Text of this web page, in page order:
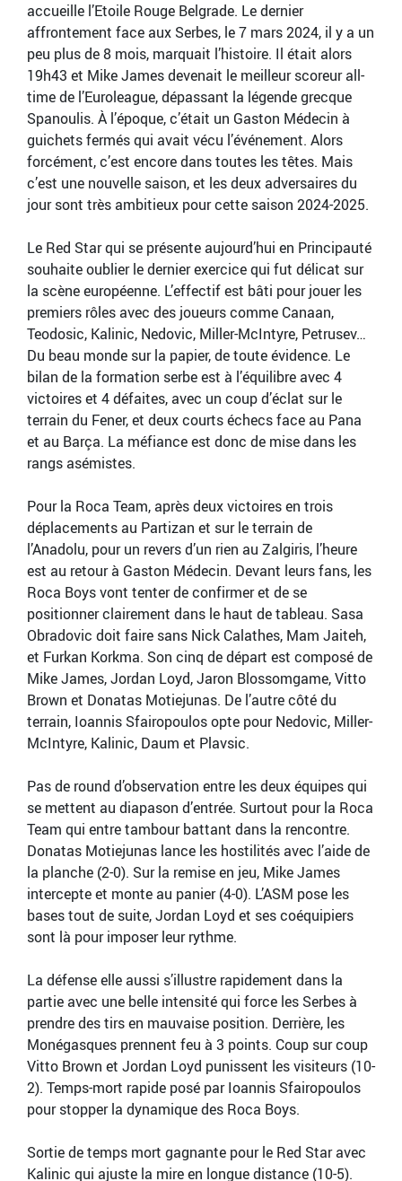
accueille l’Etoile Rouge Belgrade. Le dernier
affrontement face aux Serbes, le 7 mars 2024, il y a un
peu plus de 8 mois, marquait l’histoire. Il était alors
19h43 et Mike James devenait le meilleur scoreur all-
time de l’Euroleague, dépassant la légende grecque
Spanoulis. À l’époque, c’était un Gaston Médecin à
guichets fermés qui avait vécu l’événement. Alors
forcément, c’est encore dans toutes les têtes. Mais
c’est une nouvelle saison, et les deux adversaires du
jour sont très ambitieux pour cette saison 2024-2025.
Le Red Star qui se présente aujourd’hui en Principauté
souhaite oublier le dernier exercice qui fut délicat sur
la scène européenne. L’effectif est bâti pour jouer les
premiers rôles avec des joueurs comme Canaan,
Teodosic, Kalinic, Nedovic, Miller-McIntyre, Petrusev…
Du beau monde sur la papier, de toute évidence. Le
bilan de la formation serbe est à l’équilibre avec 4
victoires et 4 défaites, avec un coup d’éclat sur le
terrain du Fener, et deux courts échecs face au Pana
et au Barça. La méfiance est donc de mise dans les
rangs asémistes.
Pour la Roca Team, après deux victoires en trois
déplacements au Partizan et sur le terrain de
l’Anadolu, pour un revers d’un rien au Zalgiris, l’heure
est au retour à Gaston Médecin. Devant leurs fans, les
Roca Boys vont tenter de confirmer et de se
positionner clairement dans le haut de tableau. Sasa
Obradovic doit faire sans Nick Calathes, Mam Jaiteh,
et Furkan Korkma. Son cinq de départ est composé de
Mike James, Jordan Loyd, Jaron Blossomgame, Vitto
Brown et Donatas Motiejunas. De l’autre côté du
terrain, Ioannis Sfairopoulos opte pour Nedovic, Miller-
McIntyre, Kalinic, Daum et Plavsic.
Pas de round d’observation entre les deux équipes qui
se mettent au diapason d’entrée. Surtout pour la Roca
Team qui entre tambour battant dans la rencontre.
Donatas Motiejunas lance les hostilités avec l’aide de
la planche (2-0). Sur la remise en jeu, Mike James
intercepte et monte au panier (4-0). L’ASM pose les
bases tout de suite, Jordan Loyd et ses coéquipiers
sont là pour imposer leur rythme.
La défense elle aussi s’illustre rapidement dans la
partie avec une belle intensité qui force les Serbes à
prendre des tirs en mauvaise position. Derrière, les
Monégasques prennent feu à 3 points. Coup sur coup
Vitto Brown et Jordan Loyd punissent les visiteurs (10-
2). Temps-mort rapide posé par Ioannis Sfairopoulos
pour stopper la dynamique des Roca Boys.
Sortie de temps mort gagnante pour le Red Star avec
Kalinic qui ajuste la mire en longue distance (10-5).